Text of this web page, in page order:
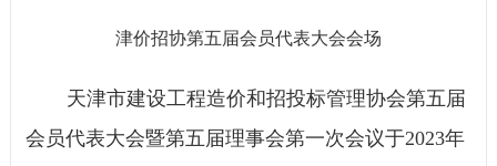
津价招协第五届会员代表大会会场
天津市建设工程造价和招投标管理协会第五届
会员代表大会暨第五届理事会第一次会议于2023年